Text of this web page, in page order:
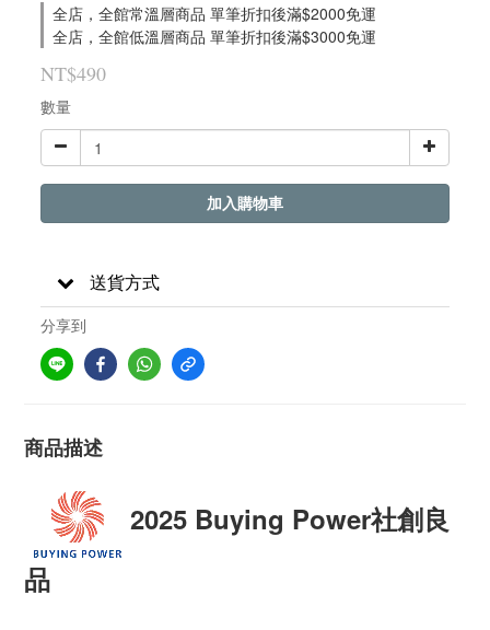
全店，全館常溫層商品 單筆折扣後滿$2000免運
全店，全館低溫層商品 單筆折扣後滿$3000免運
NT$490
數量
加入購物車
送貨方式
分享到
商品描述
2025 Buying Power社創良
品